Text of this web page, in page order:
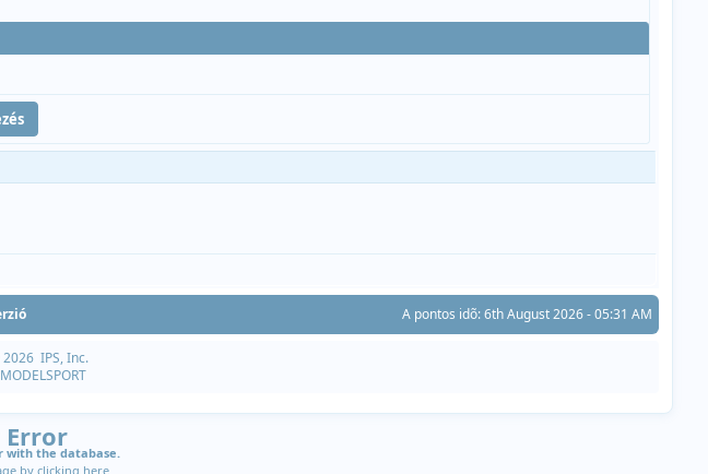
A pontos idõ: 6th August 2026 - 05:31 AM
IPS, Inc.
Error
with the database.
by clicking here